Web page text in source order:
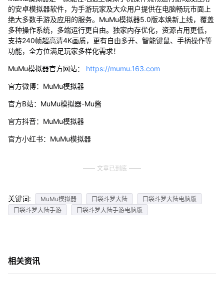
的安卓模拟器软件，为手游玩家及大众用户提供在电脑畅玩市面上
绝大多数手游及应用的服务。MuMu模拟器5.0版本焕新上线，覆盖
多种操作系统，多端运行更自由。独家内存优化，资源占用更低，
支持240帧超高清4K画质，更有自由多开、智能键鼠、手柄操作等
功能，全方位满足玩家多样化需求！
MuMu模拟器官方网站： https://mumu.163.com
官方微博：MuMu模拟器
官方B站：MuMu模拟器-Mu酱
官方抖音：MuMu模拟器
官方小红书：MuMu模拟器
文章已到底
关键词: MuMu模拟器 口袋斗罗大陆
口袋斗罗大陆电脑版
口袋斗罗大陆手游
口袋斗罗大陆手游电脑版
相关资讯